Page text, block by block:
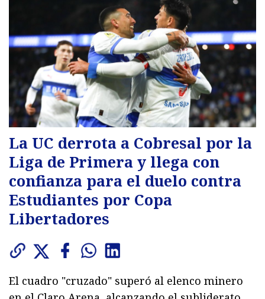
La UC derrota a Cobresal por la
Liga de Primera y llega con
confianza para el duelo contra
Estudiantes por Copa
Libertadores
El cuadro "cruzado" superó al elenco minero